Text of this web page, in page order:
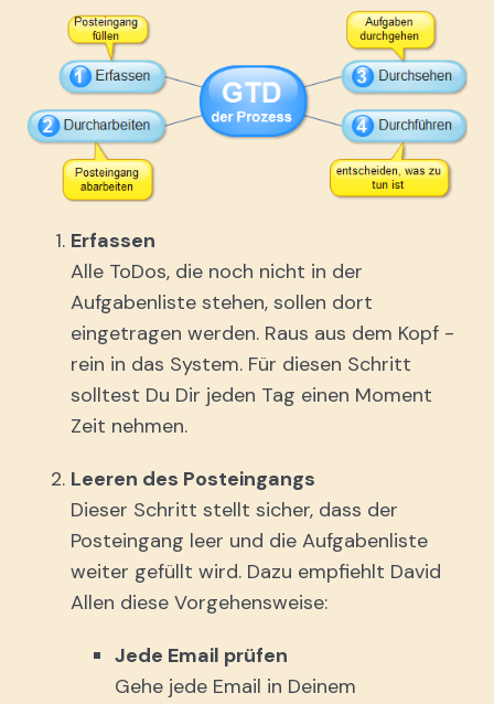
Erfassen
Alle ToDos, die noch nicht in der
Aufgabenliste stehen, sollen dort
eingetragen werden. Raus aus dem Kopf -
rein in das System. Für diesen Schritt
solltest Du Dir jeden Tag einen Moment
Zeit nehmen.
Leeren des Posteingangs
Dieser Schritt stellt sicher, dass der
Posteingang leer und die Aufgabenliste
weiter gefüllt wird. Dazu empfiehlt David
Allen diese Vorgehensweise:
Jede Email prüfen
Gehe jede Email in Deinem